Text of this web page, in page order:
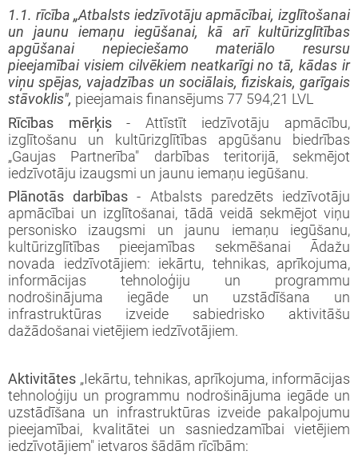
1.1. rīcība „Atbalsts iedzīvotāju apmācībai, izglītošanai
un jaunu iemaņu iegūšanai, kā arī kultūrizglītības
apgūšanai nepieciešamo materiālo resursu
pieejamībai visiem cilvēkiem neatkarīgi no tā, kādas ir
viņu spējas, vajadzības un sociālais, fiziskais, garīgais
stāvoklis", pieejamais finansējums 77 594,21 LVL
Rīcības
mērķis- Attīstīt iedzīvotāju apmācību,
izglītošanu un kultūrizglītības apgūšanu biedrības
„Gaujas Partnerība" darbības teritorijā, sekmējot
iedzīvotāju izaugsmi un jaunu iemaņu iegūšanu.
Plānotās darbības - Atbalsts paredzēts iedzīvotāju
apmācībai un izglītošanai, tādā veidā sekmējot viņu
personisko izaugsmi un jaunu iemaņu iegūšanu,
kultūrizglītības pieejamības sekmēšanai Ādažu
novada iedzīvotājiem: iekārtu, tehnikas, aprīkojuma,
informācijas tehnoloģiju un programmu
nodrošinājuma iegāde un uzstādīšana un
infrastruktūras izveide sabiedrisko aktivitāšu
dažādošanai vietējiem iedzīvotājiem.
Aktivitātes „Iekārtu, tehnikas, aprīkojuma, informācijas
tehnoloģiju un program­mu nodrošinājuma iegāde un
uzstādīšana un infrastruktūras izveide pakalpojumu
pieejamībai, kvalitātei un sasniedzamībai vietējiem
iedzīvotājiem" ietvaros šādām rīcībām: